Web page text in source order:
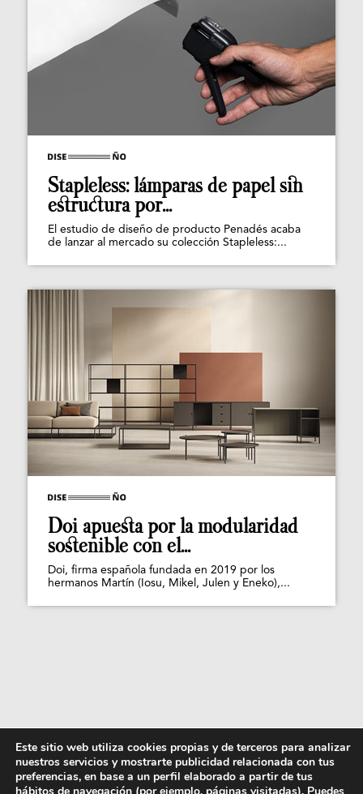
Stapleless: lámparas de papel sin
estructura por...
El estudio de diseño de producto Penadés acaba
de lanzar al mercado su colección Stapleless:...
Doi apuesta por la modularidad
sostenible con el...
Doi, firma española fundada en 2019 por los
hermanos Martín (Iosu, Mikel, Julen y Eneko),...
Este sitio web utiliza cookies propias y de terceros para analizar
nuestros servicios y mostrarte publicidad relacionada con tus
preferencias, en base a un perfil elaborado a partir de tus